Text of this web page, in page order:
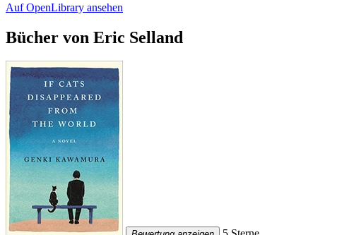
Auf OpenLibrary ansehen
Bücher von Eric Selland